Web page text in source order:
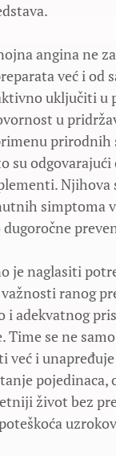
angina ne
već i od
uključiti u
u
prirodnih
su
Njihova
simptoma
je naglasiti
ranog
i adekvatnog
Time se ne
već i
pojedinaca,
život bez